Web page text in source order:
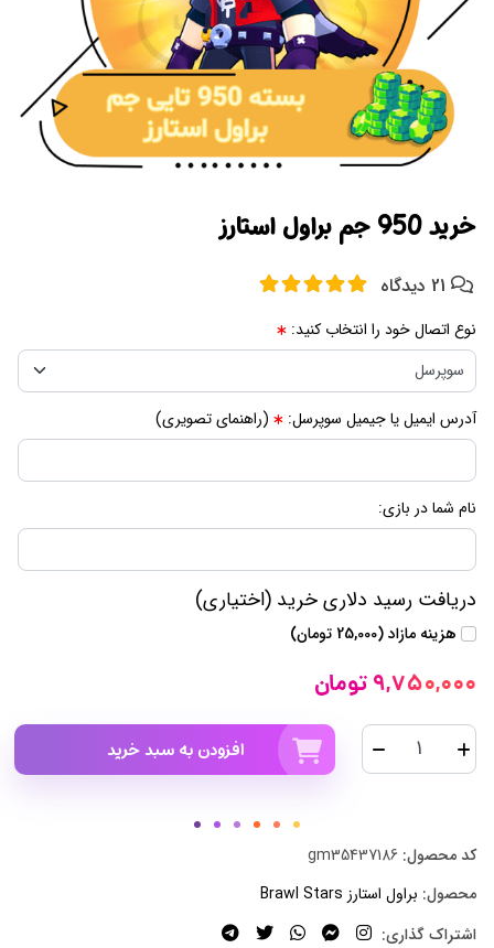
خرید 950 جم براول استارز
نوع اتصال خود را انتخاب کنید:
آدرس ایمیل یا جیمیل سوپرسل: (راهنمای تصویری)
نام شما در بازی:
دریافت رسید دلاری خرید (اختیاری)
هزینه مازاد (25,000 تومان)
9,750,000 تومان
افزودن به سبد خرید
کد محصول:
محصول: براول استارز Brawl Stars
اشتراک گذاری: